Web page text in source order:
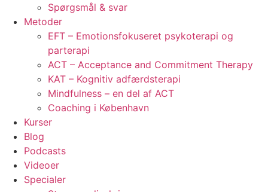
Spørgsmål & svar
Metoder
EFT – Emotionsfokuseret psykoterapi og
parterapi
ACT – Acceptance and Commitment Therapy
KAT – Kognitiv adfærdsterapi
Mindfulness – en del af ACT
Coaching i København
Kurser
Blog
Podcasts
Videoer
Specialer